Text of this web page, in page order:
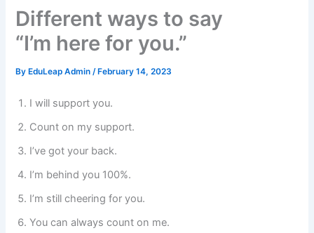
Different ways to say
“I’m here for you.”
By EduLeap Admin/ February 14, 2023
I will support you.
Count on my support.
I’ve got your back.
I’m behind you 100%.
I’m still cheering for you.
You can always count on me.